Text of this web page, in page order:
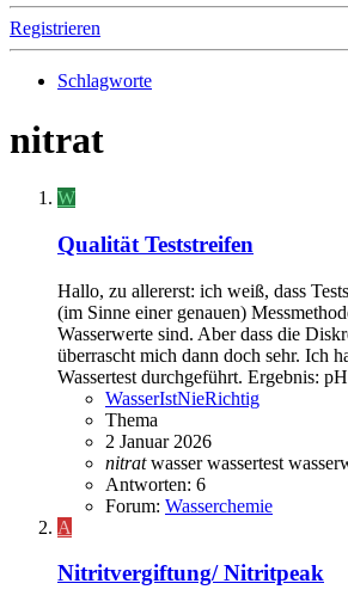
Registrieren
Schlagworte
nitrat
W
Qualität Teststreifen
Hallo, zu allererst: ich weiß, dass
(im Sinne einer genauen)
Wasserwerte sind. Aber dass die
überrascht mich dann doch sehr. Ich
Wassertest durchgeführt. Ergebnis:
WasserIstNieRichtig
Thema
2 Januar 2026
nitrat wasserwassertest
Antworten: 6
Forum: Wasserchemie
A
Nitritvergiftung/ Nitritpeak